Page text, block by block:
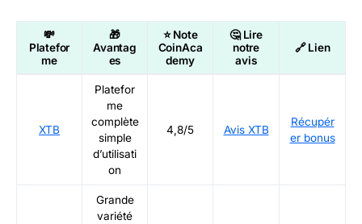
💸
Platefor
me
🎁
Avantag
es
⭐ Note
CoinAca
demy
🤔 Lire
notre
avis
🔗 Lien
XTB
Platefor
me
complète
simple
d’utilisati
on
4,8/5 Avis XTB
Récupér
er bonus
Grande
variété